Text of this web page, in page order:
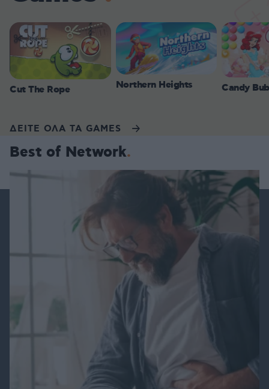
Cut The Rope Northern Heights Candy
ΔΕΙΤΕ ΟΛΑ ΤΑ GAMES
Best of Network